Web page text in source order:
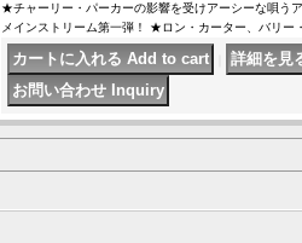
★チャーリー・パーカーの影響を受けアーシーな唄う
メインストリーム第一弾！ ★ロン・カーター、バリー